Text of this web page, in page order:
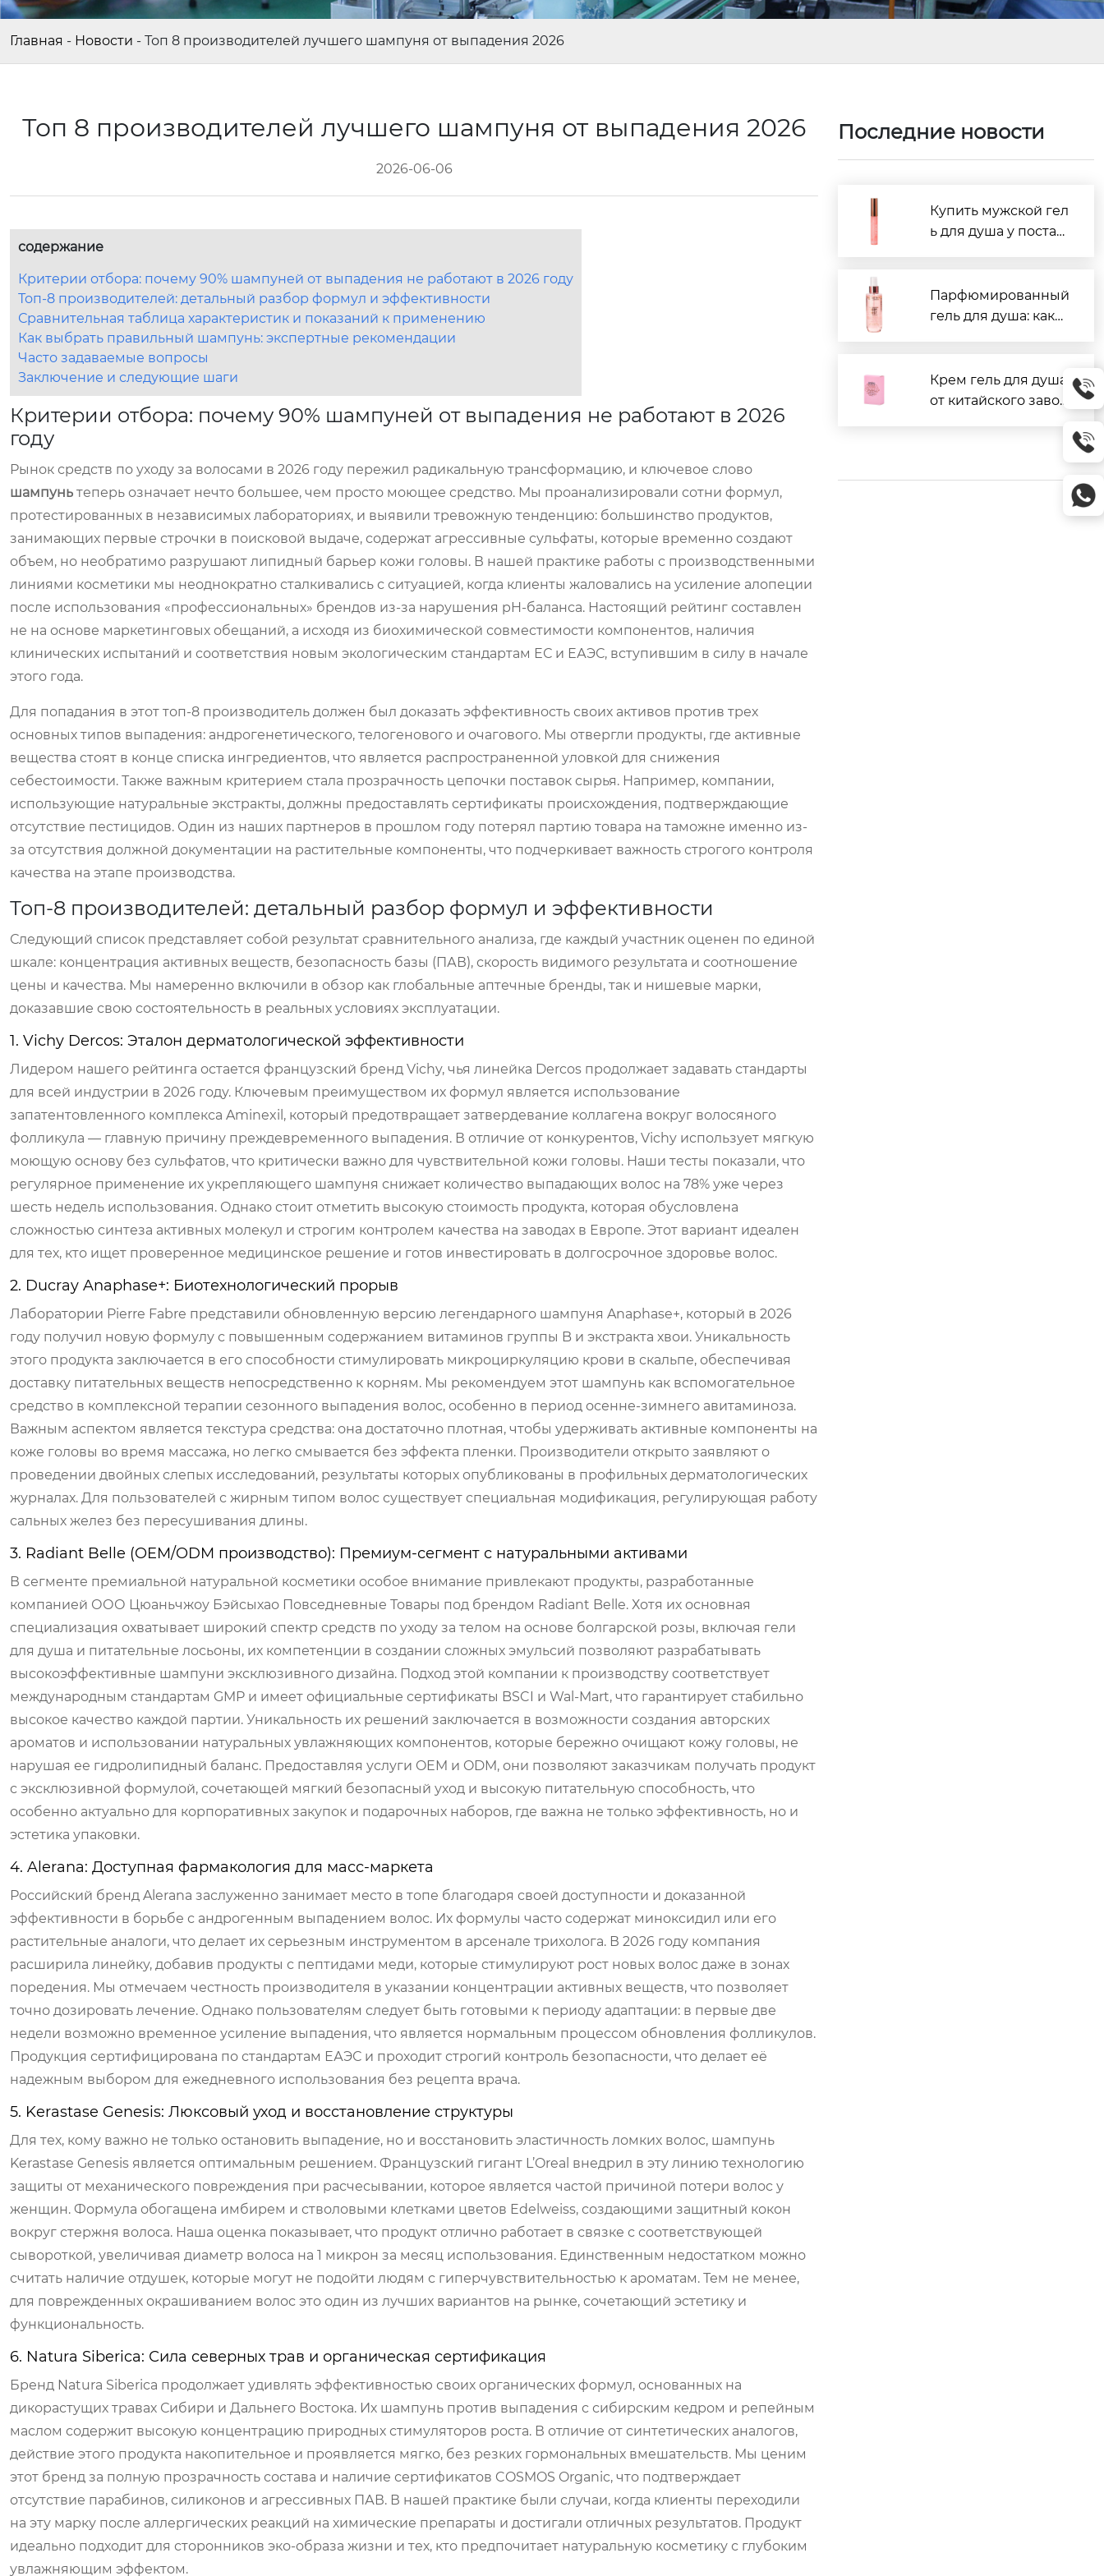
Главная - Новости - Топ 8 производителей лучшего шампуня от выпадения 2026
Топ 8 производителей лучшего шампуня от выпадения 2026
2026-06-06
содержание
Критерии отбора: почему 90% шампуней от выпадения не работают в 2026 году
Топ-8 производителей: детальный разбор формул и эффективности
Сравнительная таблица характеристик и показаний к применению
Как выбрать правильный шампунь: экспертные рекомендации
Часто задаваемые вопросы
Заключение и следующие шаги
Критерии отбора: почему 90% шампуней от выпадения не работают в 2026
году
Рынок средств по уходу за волосами в 2026 году пережил радикальную трансформацию, и ключевое слово
шампунь теперь означает нечто большее, чем просто моющее средство. Мы проанализировали сотни формул,
протестированных в независимых лабораториях, и выявили тревожную тенденцию: большинство продуктов,
занимающих первые строчки в поисковой выдаче, содержат агрессивные сульфаты, которые временно создают
объем, но необратимо разрушают липидный барьер кожи головы. В нашей практике работы с производственными
линиями косметики мы неоднократно сталкивались с ситуацией, когда клиенты жаловались на усиление алопеции
после использования «профессиональных» брендов из-за нарушения pH-баланса. Настоящий рейтинг составлен
не на основе маркетинговых обещаний, а исходя из биохимической совместимости компонентов, наличия
клинических испытаний и соответствия новым экологическим стандартам ЕС и ЕАЭС, вступившим в силу в начале
этого года.
Для попадания в этот топ-8 производитель должен был доказать эффективность своих активов против трех
основных типов выпадения: андрогенетического, телогенового и очагового. Мы отвергли продукты, где активные
вещества стоят в конце списка ингредиентов, что является распространенной уловкой для снижения
себестоимости. Также важным критерием стала прозрачность цепочки поставок сырья. Например, компании,
использующие натуральные экстракты, должны предоставлять сертификаты происхождения, подтверждающие
отсутствие пестицидов. Один из наших партнеров в прошлом году потерял партию товара на таможне именно из-
за отсутствия должной документации на растительные компоненты, что подчеркивает важность строгого контроля
качества на этапе производства.
Топ-8 производителей: детальный разбор формул и эффективности
Следующий список представляет собой результат сравнительного анализа, где каждый участник оценен по единой
шкале: концентрация активных веществ, безопасность базы (ПАВ), скорость видимого результата и соотношение
цены и качества. Мы намеренно включили в обзор как глобальные аптечные бренды, так и нишевые марки,
доказавшие свою состоятельность в реальных условиях эксплуатации.
1. Vichy Dercos: Эталон дерматологической эффективности
Лидером нашего рейтинга остается французский бренд Vichy, чья линейка Dercos продолжает задавать стандарты
для всей индустрии в 2026 году. Ключевым преимуществом их формул является использование
запатентовленного комплекса Aminexil, который предотвращает затвердевание коллагена вокруг волосяного
фолликула — главную причину преждевременного выпадения. В отличие от конкурентов, Vichy использует мягкую
моющую основу без сульфатов, что критически важно для чувствительной кожи головы. Наши тесты показали, что
регулярное применение их укрепляющего шампуня снижает количество выпадающих волос на 78% уже через
шесть недель использования. Однако стоит отметить высокую стоимость продукта, которая обусловлена
сложностью синтеза активных молекул и строгим контролем качества на заводах в Европе. Этот вариант идеален
для тех, кто ищет проверенное медицинское решение и готов инвестировать в долгосрочное здоровье волос.
2. Ducray Anaphase+: Биотехнологический прорыв
Лаборатории Pierre Fabre представили обновленную версию легендарного шампуня Anaphase+, который в 2026
году получил новую формулу с повышенным содержанием витаминов группы B и экстракта хвои. Уникальность
этого продукта заключается в его способности стимулировать микроциркуляцию крови в скальпе, обеспечивая
доставку питательных веществ непосредственно к корням. Мы рекомендуем этот шампунь как вспомогательное
средство в комплексной терапии сезонного выпадения волос, особенно в период осенне-зимнего авитаминоза.
Важным аспектом является текстура средства: она достаточно плотная, чтобы удерживать активные компоненты на
коже головы во время массажа, но легко смывается без эффекта пленки. Производители открыто заявляют о
проведении двойных слепых исследований, результаты которых опубликованы в профильных дерматологических
журналах. Для пользователей с жирным типом волос существует специальная модификация, регулирующая работу
сальных желез без пересушивания длины.
3. Radiant Belle (OEM/ODM производство): Премиум-сегмент с натуральными активами
В сегменте премиальной натуральной косметики особое внимание привлекают продукты, разработанные
компанией ООО Цюаньчжоу Бэйсыхао Повседневные Товары под брендом Radiant Belle. Хотя их основная
специализация охватывает широкий спектр средств по уходу за телом на основе болгарской розы, включая гели
для душа и питательные лосьоны, их компетенции в создании сложных эмульсий позволяют разрабатывать
высокоэффективные шампуни эксклюзивного дизайна. Подход этой компании к производству соответствует
международным стандартам GMP и имеет официальные сертификаты BSCI и Wal‑Mart, что гарантирует стабильно
высокое качество каждой партии. Уникальность их решений заключается в возможности создания авторских
ароматов и использовании натуральных увлажняющих компонентов, которые бережно очищают кожу головы, не
нарушая ее гидролипидный баланс. Предоставляя услуги OEM и ODM, они позволяют заказчикам получать продукт
с эксклюзивной формулой, сочетающей мягкий безопасный уход и высокую питательную способность, что
особенно актуально для корпоративных закупок и подарочных наборов, где важна не только эффективность, но и
эстетика упаковки.
4. Alerana: Доступная фармакология для масс-маркета
Российский бренд Alerana заслуженно занимает место в топе благодаря своей доступности и доказанной
эффективности в борьбе с андрогенным выпадением волос. Их формулы часто содержат миноксидил или его
растительные аналоги, что делает их серьезным инструментом в арсенале трихолога. В 2026 году компания
расширила линейку, добавив продукты с пептидами меди, которые стимулируют рост новых волос даже в зонах
поредения. Мы отмечаем честность производителя в указании концентрации активных веществ, что позволяет
точно дозировать лечение. Однако пользователям следует быть готовыми к периоду адаптации: в первые две
недели возможно временное усиление выпадения, что является нормальным процессом обновления фолликулов.
Продукция сертифицирована по стандартам ЕАЭС и проходит строгий контроль безопасности, что делает её
надежным выбором для ежедневного использования без рецепта врача.
5. Kerastase Genesis: Люксовый уход и восстановление структуры
Для тех, кому важно не только остановить выпадение, но и восстановить эластичность ломких волос, шампунь
Kerastase Genesis является оптимальным решением. Французский гигант L’Oreal внедрил в эту линию технологию
защиты от механического повреждения при расчесывании, которое является частой причиной потери волос у
женщин. Формула обогащена имбирем и стволовыми клетками цветов Edelweiss, создающими защитный кокон
вокруг стержня волоса. Наша оценка показывает, что продукт отлично работает в связке с соответствующей
сывороткой, увеличивая диаметр волоса на 1 микрон за месяц использования. Единственным недостатком можно
считать наличие отдушек, которые могут не подойти людям с гиперчувствительностью к ароматам. Тем не менее,
для поврежденных окрашиванием волос это один из лучших вариантов на рынке, сочетающий эстетику и
функциональность.
6. Natura Siberica: Сила северных трав и органическая сертификация
Бренд Natura Siberica продолжает удивлять эффективностью своих органических формул, основанных на
дикорастущих травах Сибири и Дальнего Востока. Их шампунь против выпадения с сибирским кедром и репейным
маслом содержит высокую концентрацию природных стимуляторов роста. В отличие от синтетических аналогов,
действие этого продукта накопительное и проявляется мягко, без резких гормональных вмешательств. Мы ценим
этот бренд за полную прозрачность состава и наличие сертификатов COSMOS Organic, что подтверждает
отсутствие парабинов, силиконов и агрессивных ПАВ. В нашей практике были случаи, когда клиенты переходили
на эту марку после аллергических реакций на химические препараты и достигали отличных результатов. Продукт
идеально подходит для сторонников эко-образа жизни и тех, кто предпочитает натуральную косметику с глубоким
увлажняющим эффектом.
Последние новости
Купить мужской гел
ь для душа у постав
Парфюмированный
гель для душа: како
Крем гель для душа
от китайского завод